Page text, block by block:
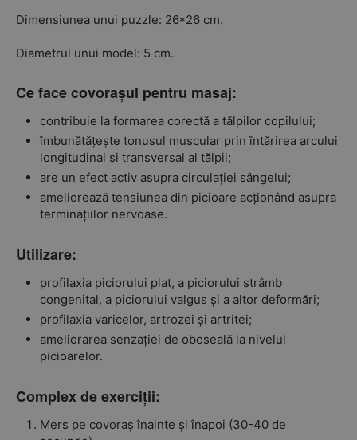
Dimensiunea unui puzzle: 26*26 cm.
Diametrul unui model: 5 cm.
Ce face covorașul pentru masaj:
contribuie la formarea corectă a tălpilor copilului;
îmbunătățește tonusul muscular prin întărirea arcului
longitudinal și transversal al tălpii;
are un efect activ asupra circulației sângelui;
ameliorează tensiunea din picioare acționând asupra
terminațiilor nervoase.
Utilizare:
profilaxia piciorului plat, a piciorului strâmb
congenital, a piciorului valgus și a altor deformări;
profilaxia varicelor, artrozei și artritei;
ameliorarea senzației de oboseală la nivelul
picioarelor.
Complex de exerciții:
Mers pe covoraș înainte și înapoi (30-40 de